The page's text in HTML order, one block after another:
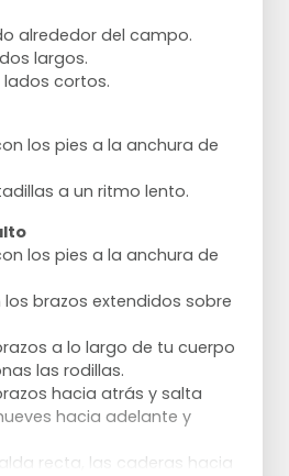
alrededor del campo.
largos.
cortos.
los pies a la anchura de
a un ritmo lento.
los pies a la anchura de
brazos extendidos sobre
a lo largo de tu cuerpo
las rodillas.
hacia atrás y salta
hacia adelante y
recta, las caderas hacia